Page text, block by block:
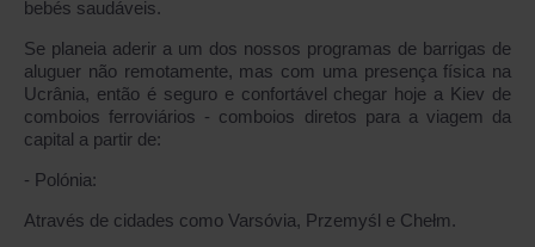
bebés saudáveis.
Se planeia aderir a um dos nossos programas de barrigas de
aluguer não remotamente, mas com uma presença física na
Ucrânia, então é seguro e confortável chegar hoje a Kiev de
comboios ferroviários - comboios diretos para a viagem da
capital a partir de:
- Polónia:
Através de cidades como Varsóvia, Przemyśl e Chełm.